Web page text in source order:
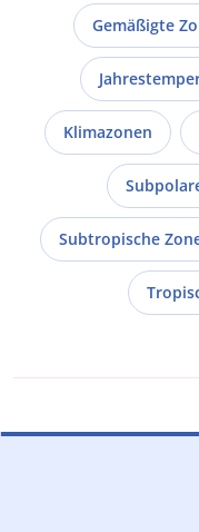
Gemäßigte
Klimazonen
Subtropische